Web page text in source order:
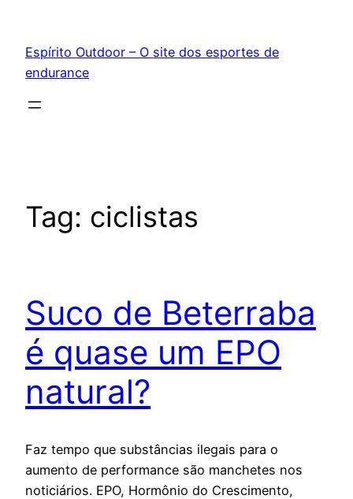
conteúdo
Espírito Outdoor – O site dos esportes de
endurance
Tag: ciclistas
Suco de Beterraba
é quase um EPO
natural?
Faz tempo que substâncias ilegais para o
aumento de performance são manchetes nos
noticiários. EPO, Hormônio do Crescimento,